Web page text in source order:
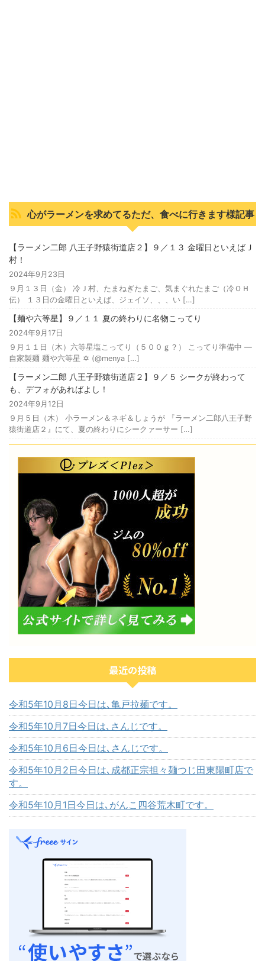
心がラーメンを求めてるただ、食べに行きます様記事
【ラーメン二郎 八王子野猿街道店２】９／１３ 金曜日といえばＪ
村！
2024年9月23日
９月１３日（金） 冷Ｊ村、たまねぎたまご、気まぐれたまご（冷ＯＨ
伝） １３日の金曜日といえば、ジェイソ、、、い […]
【麺や六等星】９／１１ 夏の終わりに名物こってり
2024年9月17日
９月１１日（木）六等星塩こってり（５００ｇ？） こってり準備中 —
自家製麺 麺や六等星 ✡️ (@menya […]
【ラーメン二郎 八王子野猿街道店２】９／５ シークが終わって
も、デフォがあればよし！
2024年9月12日
９月５日（木） 小ラーメン＆ネギ＆しょうが 『ラーメン二郎八王子野
猿街道店２』にて、夏の終わりにシークァーサー […]
最近の投稿
令和5年10月8日今日は､亀戸拉麺です。
令和5年10月7日今日は､さんじです。
令和5年10月6日今日は､さんじです。
令和5年10月2日今日は､成都正宗担々麺つじ田東陽町店で
す。
令和5年10月1日今日は､がんこ四谷荒木町です。